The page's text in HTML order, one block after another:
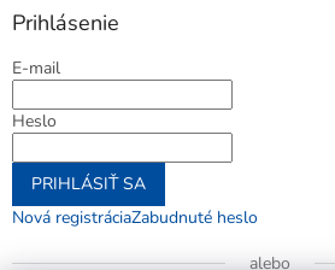
Prihlásenie
E-mail
Heslo
PRIHLÁSIŤ SA
Nová registráciaZabudnuté heslo
alebo